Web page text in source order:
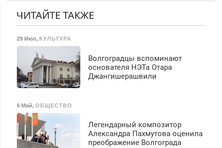
безопасности с з/п до
ЧИТАЙТЕ ТАКЖЕ
29 Июл, КУЛЬТУРА
Волгоградцы вспоминают
основателя НЭТа Отара
Джангишерашвили
6 Май, ОБЩЕСТВО
Легендарный композитор
Александра Пахмутова оценила
преображение Волгограда